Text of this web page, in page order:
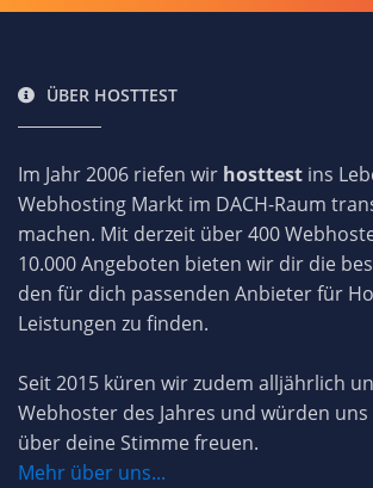
ÜBER HOSTTEST
Im Jahr 2006 riefen wir hosttest ins
Webhosting Markt im DACH-Raum
machen. Mit derzeit über 400
10.000 Angeboten bieten wir dir die
den für dich passenden Anbieter für
Leistungen zu finden.
Seit 2015 küren wir zudem alljährlich
Webhoster des Jahres und würden
über deine Stimme freuen.
Mehr über uns...